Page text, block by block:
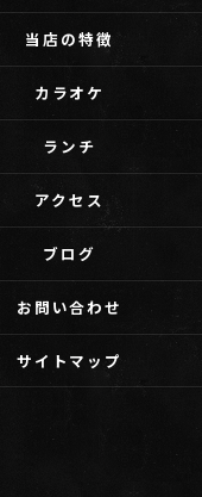
当店の特徴
カラオケ
ランチ
アクセス
ブログ
お問い合わせ
サイトマップ